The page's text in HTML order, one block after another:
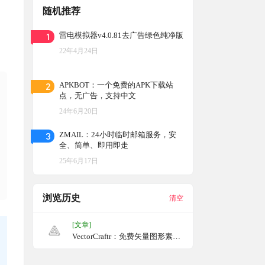
随机推荐
1 雷电模拟器v4.0.81去广告绿色纯净版
22年4月24日
2
APKBOT：一个免费的APK下载站
点，无广告，支持中文
24年6月20日
3
ZMAIL：24小时临时邮箱服务，安
全、简单、即用即走
25年6月17日
浏览历史 清空
[文章]
VectorCraftr：免费矢量图形素材